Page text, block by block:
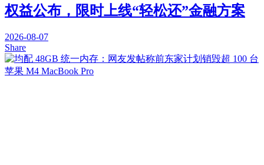
权益公布，限时上线“轻松还”金融方案
2026-08-07
Share